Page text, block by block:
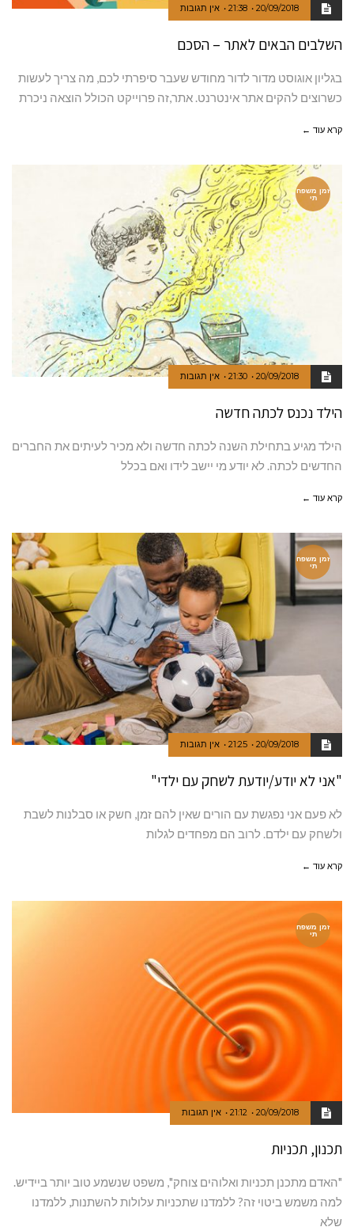
20/09/2018
21:38 אין תגובות
השלבים הבאים לאתר – הסכם
בגליון אוגוסט מדור לדור מחודש שעבר סיפרתי לכם, מה צריך לעשות
כשרוצים להקים אתר אינטרנט. אתר,זה פרוייקט הכולל הוצאה ניכרת
קרא עוד ←
זמן משפח
תי
20/09/2018
21:30 אין תגובות
הילד נכנס לכתה חדשה
הילד מגיע בתחילת השנה לכתה חדשה ולא מכיר לעיתים את החברים
החדשים לכתה. לא יודע מי יישב לידו ואם בכלל
קרא עוד ←
זמן משפח
תי
20/09/2018
21:25 אין תגובות
"אני לא יודע/יודעת לשחק עם ילדי"
לא פעם אני נפגשת עם הורים שאין להם זמן, חשק או סבלנות לשבת
ולשחק עם ילדם. לרוב הם מפחדים לגלות
קרא עוד ←
זמן משפח
תי
20/09/2018
21:12 אין תגובות
תכנון, תכניות
"האדם מתכנן תכניות ואלוהים צוחק", משפט שנשמע טוב יותר ביידיש.
למה משמש ביטוי זה? ללמדנו שתכניות עלולות להשתנות, ללמדנו
שלא